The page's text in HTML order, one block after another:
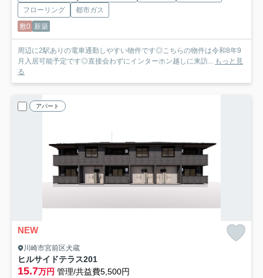
フローリング
都市ガス
敷0 新築
周辺に2駅ありの電車通勤しやすい物件です◎こちらの物件は令和8年9
月入居可能予定です◎直接会わずにインターホン越しに来訪... もっと見
る
アパート
NEW
川崎市宮前区犬蔵
ヒルサイドテラス201
15.7万円 管理/共益費5,500円